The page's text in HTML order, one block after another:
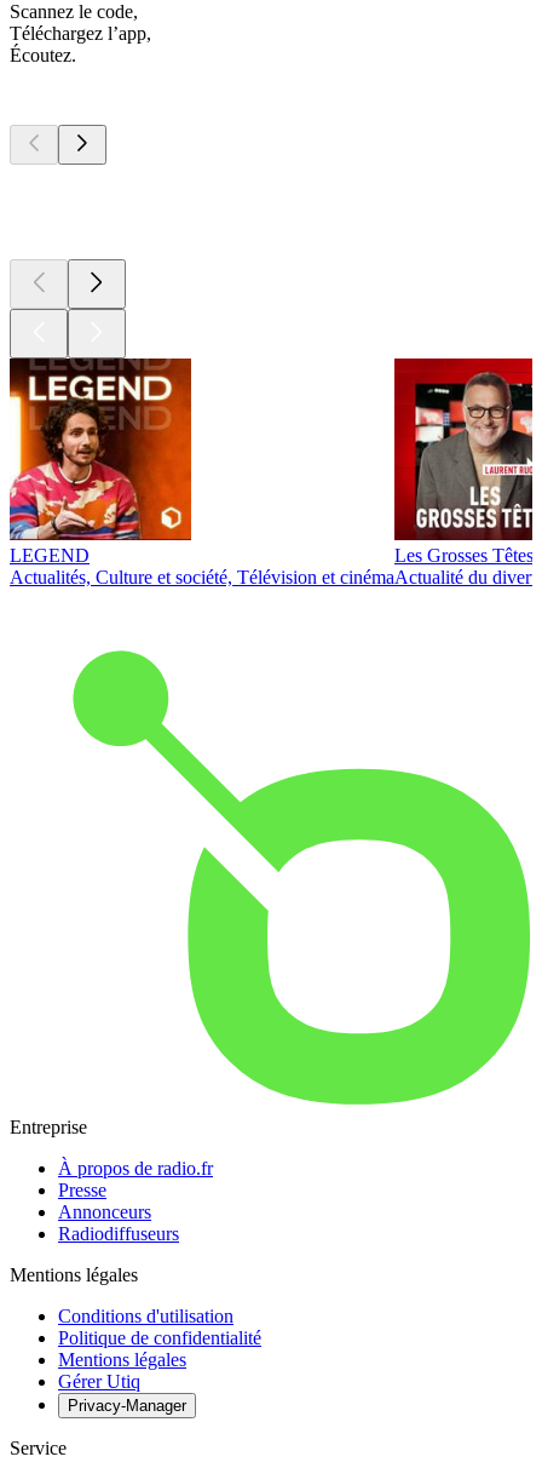
Scannez le code,
Téléchargez l’app,
Écoutez.
LEGEND
Actualités, Culture et société, Télévision et cinéma
Les Grosses Têtes
Actualité du
Entreprise
À propos de radio.fr
Presse
Annonceurs
Radiodiffuseurs
Mentions légales
Conditions d'utilisation
Politique de confidentialité
Mentions légales
Gérer Utiq
Privacy-Manager
Service